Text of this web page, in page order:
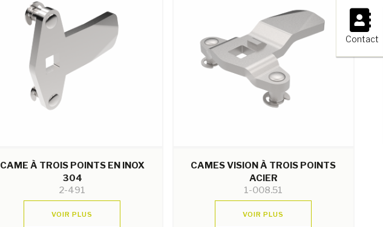
×
Contact
CAME À TROIS POINTS EN INOX
304
2-491
VOIR PLUS
CAMES VISION À TROIS POINTS
ACIER
1-008.51
VOIR PLUS